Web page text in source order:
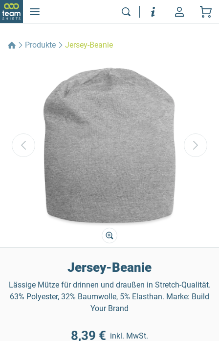
Produkte Jersey-Beanie
Jersey-Beanie
Lässige Mütze für drinnen und draußen in Stretch-Qualität.
63% Polyester, 32% Baumwolle, 5% Elasthan. Marke: Build
Your Brand
8,39 € inkl. MwSt.